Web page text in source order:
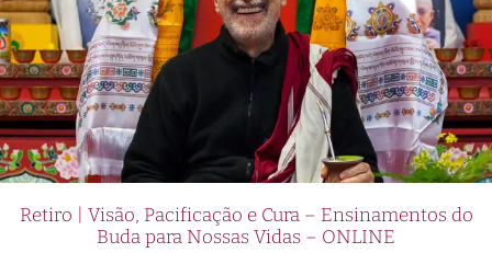
Retiro | Visão, Pacificação e Cura – Ensinamentos do
Buda para Nossas Vidas – ONLINE